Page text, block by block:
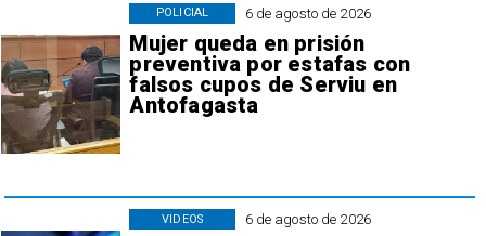
6 de agosto de 2026
Mujer queda en prisión
preventiva por estafas con
falsos cupos de Serviu en
Antofagasta
POLICIAL
6 de agosto de 2026
VIDEOS